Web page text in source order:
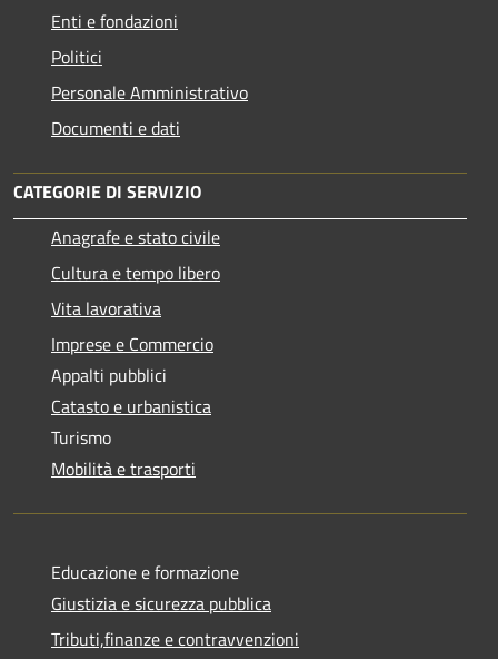
Enti e fondazioni
Politici
Personale Amministrativo
Documenti e dati
CATEGORIE DI SERVIZIO
Anagrafe e stato civile
Cultura e tempo libero
Vita lavorativa
Imprese e Commercio
Appalti pubblici
Catasto e urbanistica
Turismo
Mobilità e trasporti
Educazione e formazione
Giustizia e sicurezza pubblica
Tributi,finanze e contravvenzioni